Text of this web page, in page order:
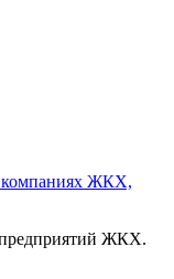
компаниях ЖКХ,
предприятий ЖКХ.